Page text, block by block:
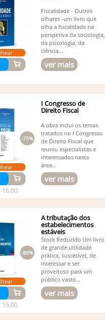
Fiscalidade - Outros
olhares -um livro que
olha a fiscalidade na
perspetiva da sociologia,
da psicologia, da
ciência...
ver mais
16,00
-75%
I Congresso de
Direito Fiscal
A obra inclui os temas
tratados no I Congresso
de Direito Fiscal que
reuniu especialistas e
interessados nesta
área...
ver mais
15,00
-80%
A tributação dos
estabelecimentos
estáveis
Stock Reduzido Um livro
de grande utilidade
prática, suscetível, de
interessar e ser
proveitoso para um
público vasto...
ver mais